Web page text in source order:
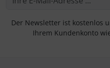
Der Newsletter ist kostenlos
Ihrem Kundenkonto